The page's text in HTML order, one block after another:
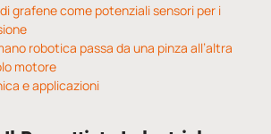
grafene come potenziali sensori per i
robotica passa da una pinza all’altra
motore
e applicazioni